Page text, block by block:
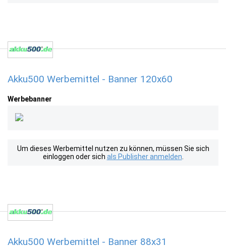
Akku500 Werbemittel - Banner 120x60
Werbebanner
Um dieses Werbemittel nutzen zu können, müssen Sie sich
einloggen oder sich als Publisher anmelden
Akku500 Werbemittel - Banner 88x31